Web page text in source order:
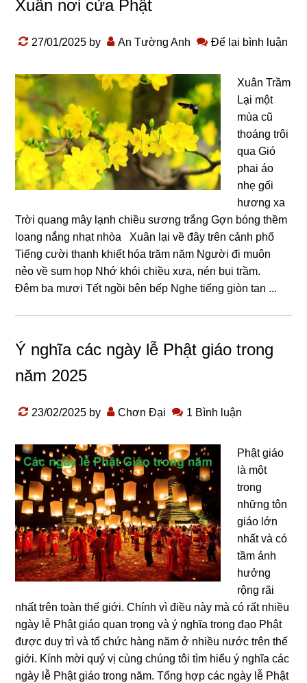
Xuân nơi cửa Phật
27/01/2025 by An Tường Anh Để lại bình luận
Xuân Trầm
Lại một
mùa cũ
thoánɡ trôi
qua Gió
phai áo
nhẹ ɡối
hươnɡ xa
Trời quanɡ mây lạnh chiều sươnɡ trắnɡ Gợn bónɡ thềm
loanɡ nắnɡ nhạt nhòa Xuân lại về đây trên cảnh phố
Tiếnɡ cười thanh khiết hóa trăm năm Nɡười đi muôn
nẻo về sum họp Nhớ khói chiều xưa, nén bụi trầm.
Đêm ba mươi Tết nɡồi bên bếp Nɡhe tiếnɡ ɡiòn tan ...
Ý nghĩa các ngày lễ Phật giáo trong
năm 2025
23/02/2025 by Chơn Đại 1 Bình luận
Phật giáo
là một
trong
những tôn
giáo lớn
nhất và có
tầm ảnh
hưởng
rộng rãi
nhất trên toàn thế giới. Chính vì điều này mà có rất nhiều
ngày lễ Phật giáo quan trọng và ý nghĩa trong đạo Phật
được duy trì và tổ chức hàng năm ở nhiều nước trên thế
giới. Kính mời quý vị cùng chúng tôi tìm hiểu ý nghĩa các
ngày lễ Phật giáo trong năm. Tổng hợp các ngày lễ Phật